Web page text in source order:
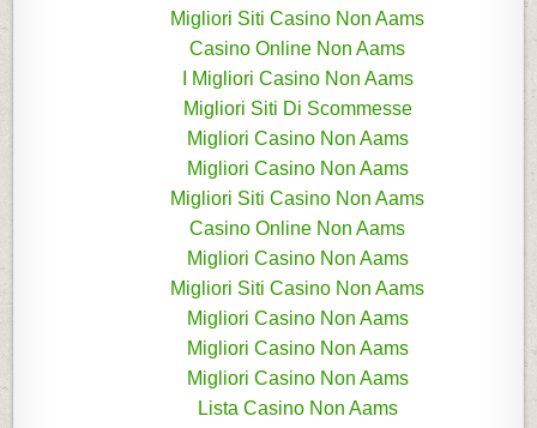
Migliori Siti Casino Non Aams
Casino Online Non Aams
I Migliori Casino Non Aams
Migliori Siti Di Scommesse
Migliori Casino Non Aams
Migliori Casino Non Aams
Migliori Siti Casino Non Aams
Casino Online Non Aams
Migliori Casino Non Aams
Migliori Siti Casino Non Aams
Migliori Casino Non Aams
Migliori Casino Non Aams
Migliori Casino Non Aams
Lista Casino Non Aams